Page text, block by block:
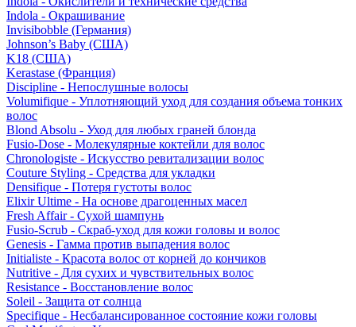
Indola - Окрашивание
Invisibobble (Германия)
Johnson’s Baby (США)
K18 (США)
Kerastase (Франция)
Discipline - Непослушные волосы
Volumifique - Уплотняющий уход для создания объема тонких
волос
Blond Absolu - Уход для любых граней блонда
Fusio-Dose - Молекулярные коктейли для волос
Chronologiste - Искусство ревитализации волос
Couture Styling - Средства для укладки
Densifique - Потеря густоты волос
Elixir Ultime - На основе драгоценных масел
Fresh Affair - Сухой шампунь
Fusio-Scrub - Скраб-уход для кожи головы и волос
Genesis - Гамма против выпадения волос
Initialiste - Красота волос от корней до кончиков
Nutritive - Для сухих и чувствительных волос
Resistance - Восстановление волос
Soleil - Защита от солнца
Specifique - Несбалансированное состояние кожи головы